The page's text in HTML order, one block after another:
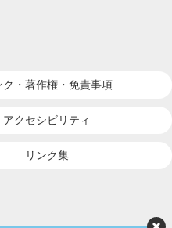
ク・著作権・ 免責事項
アクセシビリティ
リンク集